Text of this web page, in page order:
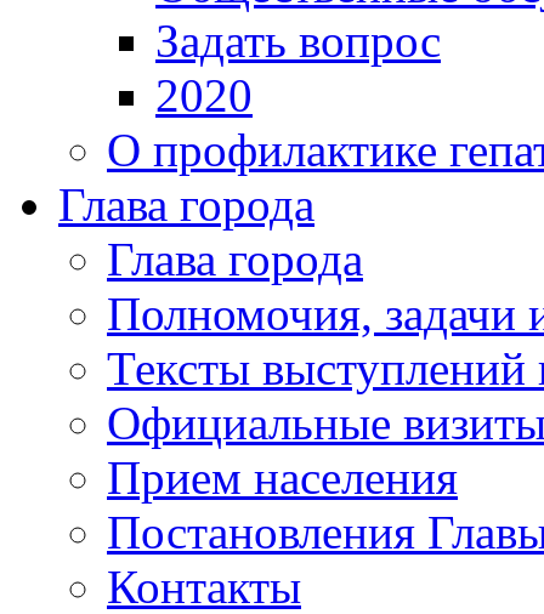
Задать вопрос
2020
О профилактике
Глава города
Глава города
Полномочия, задачи
Тексты выступлений
Официальные
Прием населения
Постановления
Контакты